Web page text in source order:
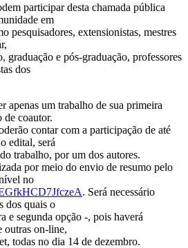
participar desta chamada pública
em
pesquisadores, extensionistas, mestres
graduação e pós-graduação, professores
dos
apenas um trabalho de sua primeira
de coautor.
contar com a participação de até
edital, será
trabalho, por um dos autores.
por meio do envio de resumo pelo
no
. Será necessário
dos quais o
e segunda opção -, pois haverá
outras on-line,
todas no dia 14 de dezembro.